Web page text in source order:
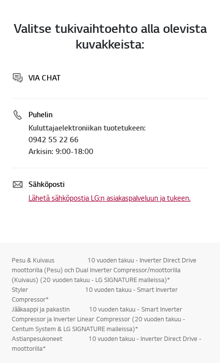
Valitse tukivaihtoehto alla olevista
kuvakkeista:
VIA CHAT
Puhelin
Kuluttajaelektroniikan tuotetukeen:
0942 55 22 66
Arkisin: 9:00-18:00
Sähköposti
Lähetä sähköpostia LG:n asiakaspalveluun ja tukeen.
Pesu & Kuivaus 10 vuoden takuu - Inverter Direct Drive
moottorilla (Pesu) och Dual Inverter Compressor/moottorilla
(Kuivaus) (20 vuoden takuu - LG SIGNATURE malleissa)*
Styler 10 vuoden takuu - Smart Inverter
Compressor*
Jääkaappi ja pakastin 10 vuoden takuu - Smart Inverter
Compressor ja Inverter Linear Compressor (20 vuoden takuu -
Centum System & LG SIGNATURE malleissa)*
Astianpesukoneet 10 vuoden takuu - Inverter Direct Drive -
moottorilla*